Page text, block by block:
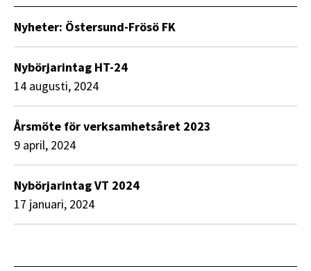
Nyheter: Östersund-Frösö FK
Nybörjarintag HT-24
14 augusti, 2024
Årsmöte för verksamhetsåret 2023
9 april, 2024
Nybörjarintag VT 2024
17 januari, 2024